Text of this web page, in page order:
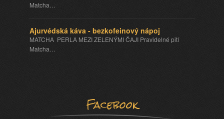
Matcha…
Ajurvédská káva - bezkofeinový nápoj
MATCHA PERLA MEZI ZELENÝMI ČAJI Pravidelné pití
Matcha…
Facebook